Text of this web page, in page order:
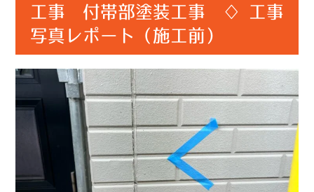
工事 付帯部塗装工事 ♢ 工事
写真レポート（施工前）